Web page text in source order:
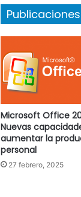
Microsoft Office
Nuevas
aumentar la
personal
27 febrero, 2025